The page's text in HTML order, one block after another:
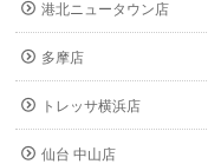
港北ニュータウン店
多摩店
トレッサ横浜店
仙台 中山店